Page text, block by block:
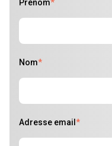
Prénom*
Nom*
Adresse email *